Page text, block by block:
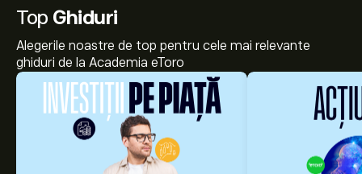
Top Ghiduri
Alegerile noastre de top pentru cele mai relevante
ghiduri de la Academia eToro